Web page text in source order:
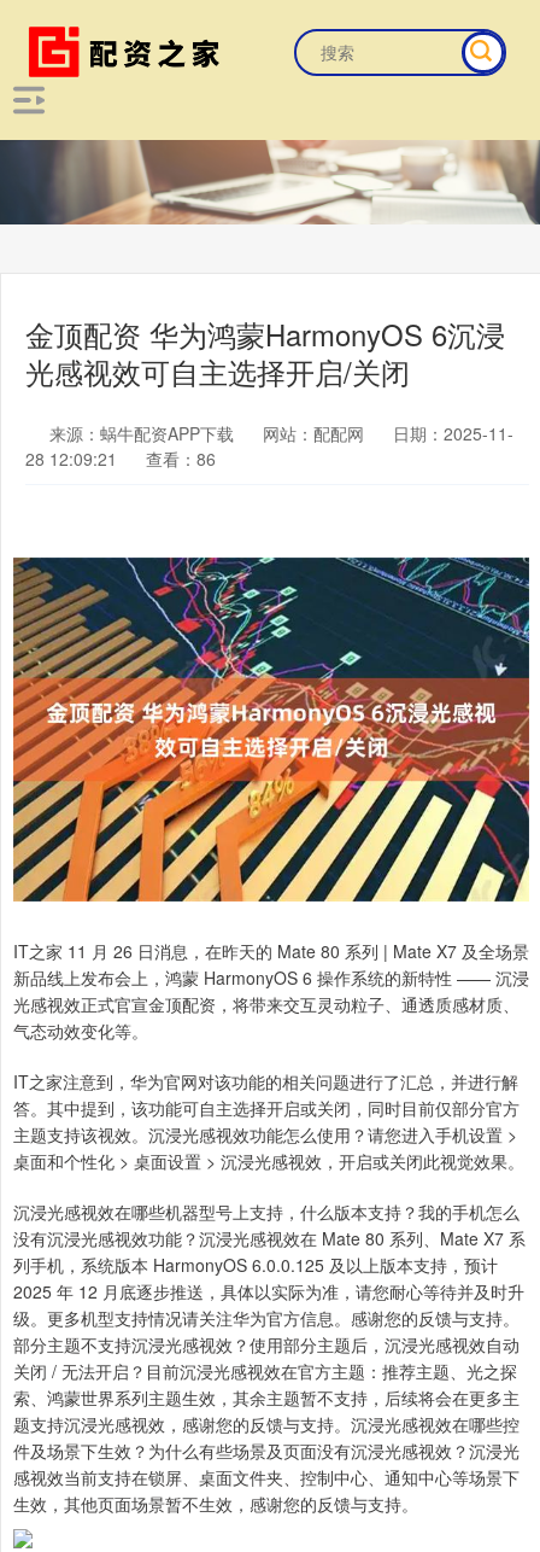
金顶配资 华为鸿蒙HarmonyOS 6沉浸
光感视效可自主选择开启/关闭
来源：蜗牛配资APP下载 网站：配配网
日期：2025-11-
28 12:09:21
查看：86
IT之家 11 月 26 日消息，在昨天的 Mate 80 系列 | Mate X7 及全场景
新品线上发布会上，鸿蒙 HarmonyOS 6 操作系统的新特性 —— 沉浸
光感视效正式官宣金顶配资，将带来交互灵动粒子、通透质感材质、
气态动效变化等。
IT之家注意到，华为官网对该功能的相关问题进行了汇总，并进行解
答。其中提到，该功能可自主选择开启或关闭，同时目前仅部分官方
主题支持该视效。沉浸光感视效功能怎么使用？请您进入手机设置 >
桌面和个性化 > 桌面设置 > 沉浸光感视效，开启或关闭此视觉效果。
沉浸光感视效在哪些机器型号上支持，什么版本支持？我的手机怎么
没有沉浸光感视效功能？沉浸光感视效在 Mate 80 系列、Mate X7 系
列手机，系统版本 HarmonyOS 6.0.0.125 及以上版本支持，预计
2025 年 12 月底逐步推送，具体以实际为准，请您耐心等待并及时升
级。更多机型支持情况请关注华为官方信息。感谢您的反馈与支持。
部分主题不支持沉浸光感视效？使用部分主题后，沉浸光感视效自动
关闭 / 无法开启？目前沉浸光感视效在官方主题：推荐主题、光之探
索、鸿蒙世界系列主题生效，其余主题暂不支持，后续将会在更多主
题支持沉浸光感视效，感谢您的反馈与支持。沉浸光感视效在哪些控
件及场景下生效？为什么有些场景及页面没有沉浸光感视效？沉浸光
感视效当前支持在锁屏、桌面文件夹、控制中心、通知中心等场景下
生效，其他页面场景暂不生效，感谢您的反馈与支持。